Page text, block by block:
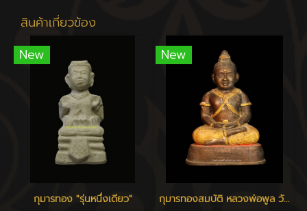
สินค้าเกี่ยวข้อง
New
กุมารทอง "รุ่นหนึ่งเดียว"
New
กุมารทองสมบัติ หลวงพ่อพูล วัดไผ่ล้อม